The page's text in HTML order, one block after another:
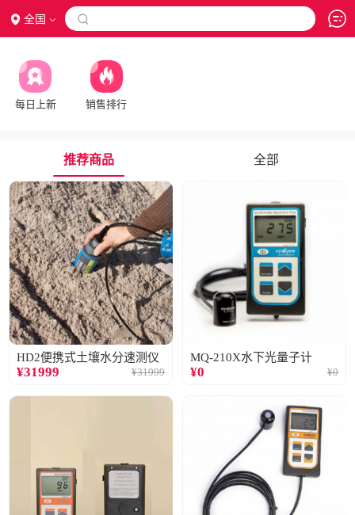
全国 
每日上新 销售排行
推荐商品 全部
HD2便携式土壤水分速测仪
¥31999 ¥31999
MQ-210X水下光量子计
¥0 ¥0